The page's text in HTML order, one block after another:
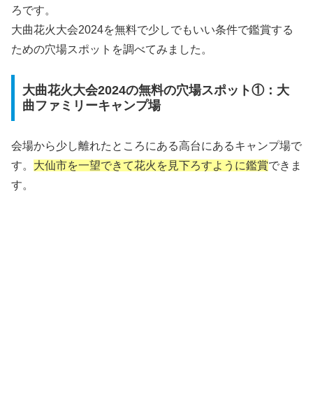
ろです。
大曲花火大会2024を無料で少しでもいい条件で鑑賞する
ための穴場スポットを調べてみました。
大曲花火大会2024の無料の穴場スポット①：大
曲ファミリーキャンプ場
会場から少し離れたところにある高台にあるキャンプ場で
す。 大仙市を一望できて花火を見下ろすように鑑賞できま
す。